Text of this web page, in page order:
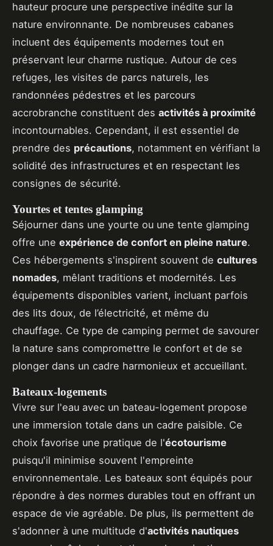
hauteur procure une perspective inédite sur la
nature environnante. De nombreuses cabanes
incluent des équipements modernes tout en
préservant leur charme rustique. Autour de ces
refuges, les visites de parcs naturels, les
randonnées pédestres et les parcours
accrobranche constituent des activités à proximité
incontournables. Cependant, il est essentiel de
prendre des précautions, notamment en vérifiant la
solidité des infrastructures et en respectant les
consignes de sécurité.
Yourtes et tentes glamping
Séjourner dans une yourte ou une tente glamping
offre une expérience de confort en pleine nature.
Ces hébergements s'inspirent souvent de cultures
nomades, mêlant traditions et modernités. Les
équipements disponibles varient, incluant parfois
des lits doux, de l’électricité, et même du
chauffage. Ce type de camping permet de savourer
la nature sans compromettre le confort et de se
plonger dans un cadre harmonieux et accueillant.
Bateaux-logements
Vivre sur l'eau avec un bateau-logement propose
une immersion totale dans un cadre paisible. Ce
choix favorise une pratique de l'écotourisme
puisqu'il minimise souvent l'empreinte
environnementale. Les bateaux sont équipés pour
répondre à des normes durables tout en offrant un
espace de vie agréable. De plus, ils permettent de
s'adonner à une multitude d'activités nautiques